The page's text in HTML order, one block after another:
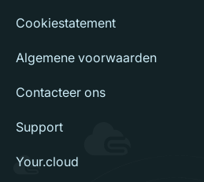
Cookiestatement
Algemene voorwaarden
Contacteer ons
Support
Your.cloud